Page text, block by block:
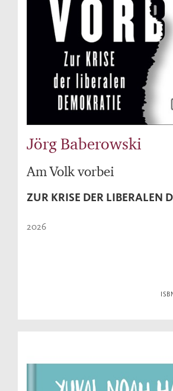
Jörg Baberowski
Am Volk vorbei
ZUR KRISE DER LIBERALEN
2026